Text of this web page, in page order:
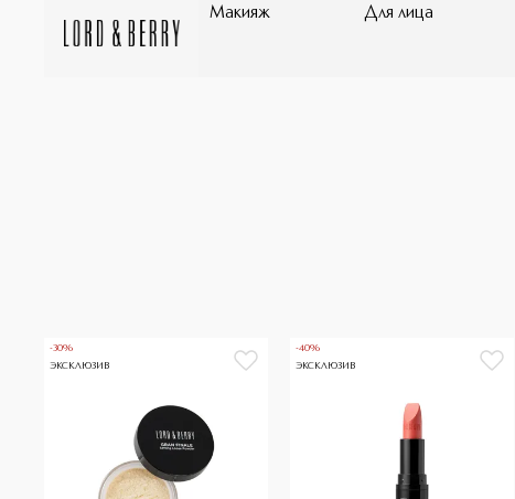
Макияж Для лица
-30%
ЭКСКЛЮЗИВ
-40%
ЭКСКЛЮЗИВ